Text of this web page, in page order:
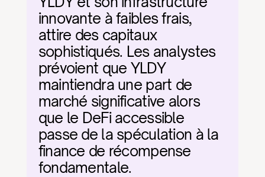
innovante à faibles frais,
attire des capitaux
sophistiqués. Les analystes
prévoient que YLDY
maintiendra une part de
marché significative alors
que le DeFi accessible
passe de la spéculation à la
finance de récompense
fondamentale.